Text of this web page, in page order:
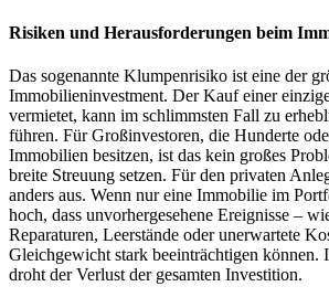
Risiken und Herausforderungen beim
Das sogenannte Klumpenrisiko ist eine der
Immobilieninvestment. Der Kauf einer
vermietet, kann im schlimmsten Fall zu
führen. Für Großinvestoren, die Hunderte
Immobilien besitzen, ist das kein großes
breite Streuung setzen. Für den privaten
anders aus. Wenn nur eine Immobilie im
hoch, dass unvorhergesehene Ereignisse –
Reparaturen, Leerstände oder unerwartete
Gleichgewicht stark beeinträchtigen können.
droht der Verlust der gesamten Investition.